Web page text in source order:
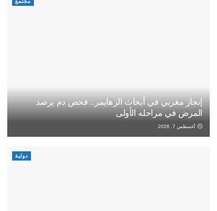
إنجاز مغربي في أبحاث الزهايمر.. فحص دم يرصد
المرض في مراحله الأولى
أغسطس 7, 2026
دولية